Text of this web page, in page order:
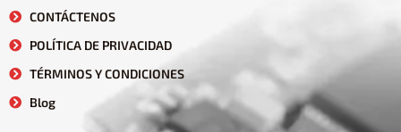
CONTÁCTENOS
POLÍTICA DE PRIVACIDAD
TÉRMINOS Y CONDICIONES
Blog